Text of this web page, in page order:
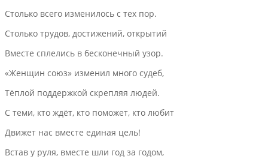
Столько всего изменилось с тех пор.
Столько трудов, достижений, открытий
Вместе сплелись в бесконечный узор.
«Женщин союз» изменил много судеб,
Тёплой поддержкой скрепляя людей.
С теми, кто ждёт, кто поможет, кто любит
Движет нас вместе единая цель!
Встав у руля, вместе шли год за годом,